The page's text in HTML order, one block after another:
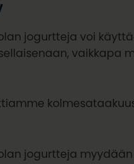
jogurtteja voi
vaikkapa
jogurtteja